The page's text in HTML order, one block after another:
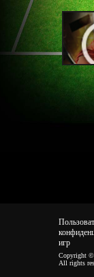
игр
Copyright ©
All rights